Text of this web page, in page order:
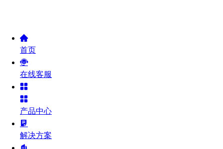
首页
在线客服
产品中心
解决方案